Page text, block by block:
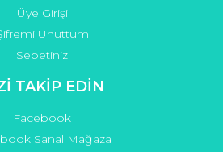
Üye Girişi
Unuttum
Sepetiniz
TAKİP EDİN
Facebook
Sanal Mağaza